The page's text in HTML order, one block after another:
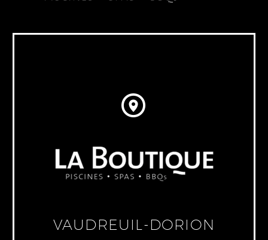


VAUDREUIL-DORION